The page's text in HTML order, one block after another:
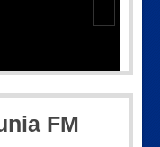
WA0071
FM